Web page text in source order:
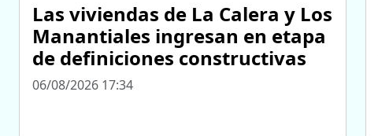
Las viviendas de La Calera y Los
Manantiales ingresan en etapa
de definiciones constructivas
06/08/2026 17:34